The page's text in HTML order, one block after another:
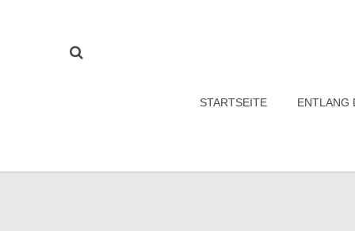
STARTSEITE ENTLANG